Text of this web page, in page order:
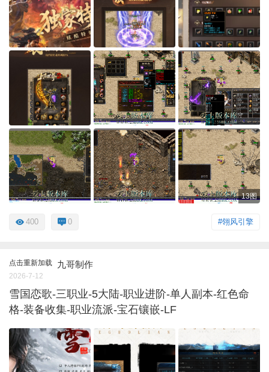
13图
#翎风引擎
400 0
点击重新加载 九哥制作
2026-7-12
雪国恋歌-三职业-5大陆-职业进阶-单人副本-红色命
格-装备收集-职业流派-宝石镶嵌-LF